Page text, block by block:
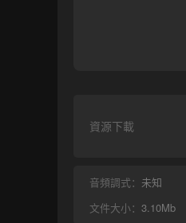
資源下載
音頻調式： 未知
文件大小： 3.10Mb